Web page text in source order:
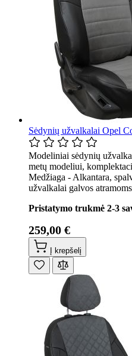
Sėdynių užvalkalai Opel
Modeliniai sėdynių
metų modeliui,
Medžiaga - Alkantara,
užvalkalai galvos
Pristatymo trukmė 2-3
259,00 €
Į krepšelį